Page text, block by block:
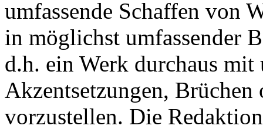
umfassende Schaffen von
in möglichst umfassender
d.h. ein Werk durchaus mit
Akzentsetzungen, Brüchen
vorzustellen. Die